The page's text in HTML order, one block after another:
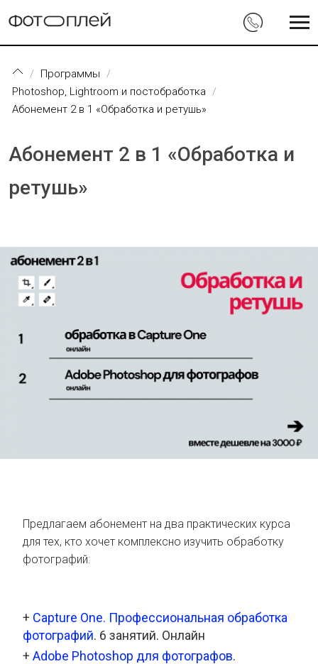
Программы
Photoshop, Lightroom и постобработка
Абонемент 2 в 1 «Обработка и ретушь»
Абонемент 2 в 1 «Обработка и
ретушь»
Предлагаем абонемент на два практических курса
для тех, кто хочет комплексно изучить обработку
фотографий:
+ Capture One. Профессиональная обработка
фотографий. 6 занятий. Онлайн
+ Adobe Photoshop для фотографов.